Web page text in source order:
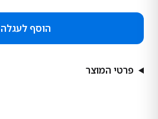
הוסף לעגלה
פרטי המוצר